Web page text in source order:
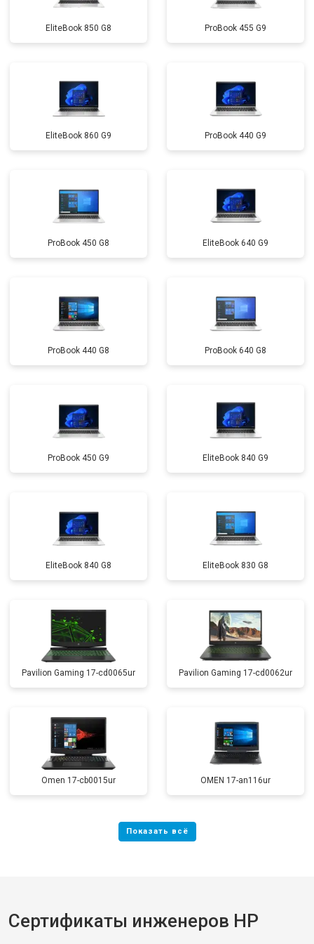
Замена микрофона от 2600 ₽ Заказать
Замена оперативной памяти от 1100 ₽ Заказать
Замена северного моста от 3500 ₽
Ремонт петель от 3990 ₽ Заказать
EliteBook 850 G8 ProBook 455 G9
EliteBook 860 G9 ProBook 440 G9
ProBook 450 G8 EliteBook 640 G9
ProBook 440 G8 ProBook 640 G8
ProBook 450 G9 EliteBook 840 G9
EliteBook 840 G8 EliteBook 830 G8
Pavilion Gaming 17-cd0065ur Pavilion Gaming 17-cd0062ur
Omen 17-cb0015ur OMEN 17-an116ur
Сертификаты инженеров HP